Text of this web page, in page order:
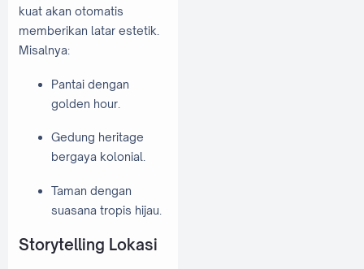
kuat akan otomatis
memberikan latar estetik.
Misalnya:
Pantai dengan
golden hour.
Gedung heritage
bergaya kolonial.
Taman dengan
suasana tropis hijau.
Storytelling Lokasi